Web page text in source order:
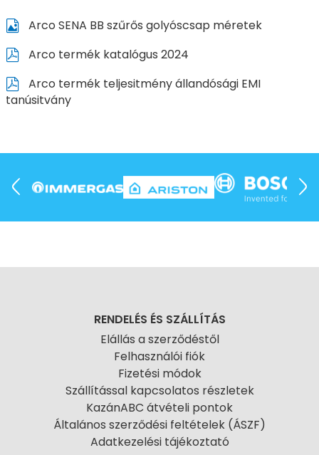
Arco SENA BB szűrős golyóscsap méretek
Arco termék katalógus 2024
Arco termék teljesitmény állandósági EMI
tanúsitvány
RENDELÉS ÉS SZÁLLÍTÁS
Elállás a szerződéstől
Felhasználói fiók
Fizetési módok
Szállítással kapcsolatos részletek
KazánABC átvételi pontok
Általános szerződési feltételek (ÁSZF)
Adatkezelési tájékoztató